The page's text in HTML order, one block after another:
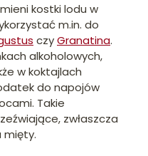
kostki lodu w
m.in. do
czyGranatina.
alkoholowych,
w koktajlach
do napojów
Takie
zwłaszcza
mięty.